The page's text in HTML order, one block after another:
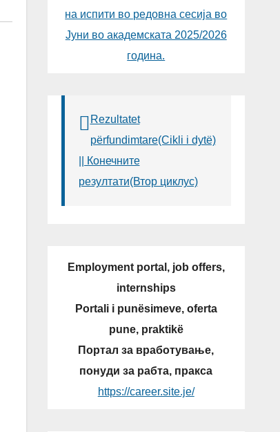
на испити во редовна сесија во
Јуни во академската 2025/2026
година.
Rezultatet
përfundimtare(Cikli i dytë)
|| Конечните
резултати(Втор циклус)
Employment portal, job offers,
internships
Portali i punësimeve, oferta
pune, praktikë
Портал за вработување,
понуди за рабта, пракса
https://career.site.je/